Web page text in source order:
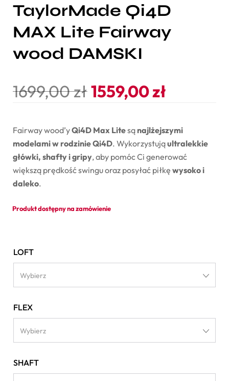
TaylorMade Qi4D
MAX Lite Fairway
wood DAMSKI
1699,00zł1559,00zł
Fairway wood’yQi4D Max Litesą najlżejszymi
modelami w rodzinie Qi4D. Wykorzystująultralekkie
główki, shafty i gripy, aby pomóc Ci generować
większą prędkość swingu oraz posyłać piłkę wysoko i
daleko.
Produkt dostępny na zamówienie
LOFT
Wybierz
FLEX
Wybierz
SHAFT